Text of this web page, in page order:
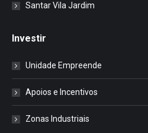
Santar Vila Jardim
Investir
Unidade Empreende
Apoios e Incentivos
Zonas Industriais